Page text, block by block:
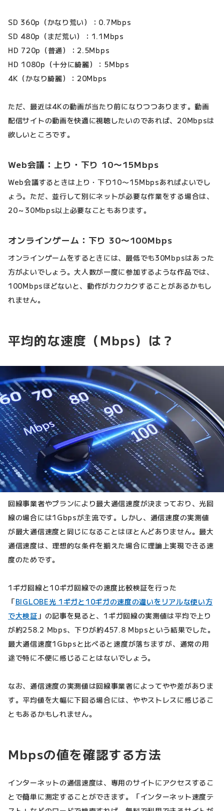
SD 360p（かなり荒い）：0.7Mbps
SD 480p（まだ荒い）：1.1Mbps
HD 720p（普通）：2.5Mbps
HD 1080p（十分に綺麗）：5Mbps
4K（かなり綺麗）：20Mbps
ただ、最近は4Kの動画が当たり前になりつつあります。動画
配信サイトの動画を快適に視聴したいのであれば、20Mbpsは
欲しいところです。
Web会議：上り・下り 10〜15Mbps
Web会議するときは上り・下り10〜15Mbpsあればよいでし
ょう。ただ、並行して別にネットが必要な作業をする場合は、
20～30Mbps以上必要なこともあります。
オンラインゲーム：下り 30〜100Mbps
オンラインゲームをするときには、最低でも30Mbpsはあった
方がよいでしょう。大人数が一度に参加するような作品では、
100Mbpsほどないと、動作がカクカクすることがあるかもし
れません。
平均的な速度（Mbps）は？
回線事業者やプランにより最大通信速度が決まっており、光回
線の場合には1Gbpsが主流です。しかし、通信速度の実測値
が最大通信速度と同じになることはほとんどありません。最大
通信速度は、理想的な条件を揃えた場合に理論上実現できる速
度のためです。
1ギガ回線と10ギガ回線での速度比較検証を行った
「BIGLOBE光 1ギガと10ギガの速度の違いをリアルな使い方
で大検証 」の記事を見ると、1ギガ回線の実測値は平均で上り
が約258.2 Mbps、下りが約457.8 Mbpsという結果でした。
最大通信速度1Gbpsと比べると速度が落ちますが、通常の用
途で特に不便に感じることはないでしょう。
なお、通信速度の実測値は回線事業者によってやや差がありま
す。平均値を大幅に下回る場合には、ややストレスに感じるこ
ともあるかもしれません。
Mbpsの値を確認する方法
インターネットの通信速度は、専用のサイトにアクセスするこ
とで簡単に測定することができます。「インターネット速度テ